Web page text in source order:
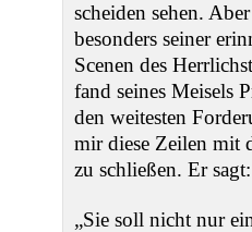
scheiden sehen.
besonders seiner
Scenen des
fand seines Meisels
den weitesten
mir diese Zeilen mit
zu schließen. Er sagt:
„Sie soll nicht nur